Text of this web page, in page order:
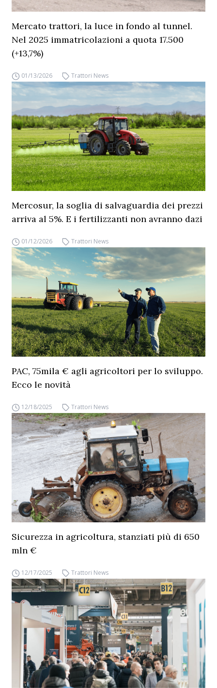
Mercato trattori, la luce in fondo al tunnel.
Nel 2025 immatricolazioni a quota 17.500
(+13,7%)
01/13/2026 Trattori News
Mercosur, la soglia di salvaguardia dei prezzi
arriva al 5%. E i fertilizzanti non avranno dazi
01/12/2026 Trattori News
PAC, 75mila € agli agricoltori per lo sviluppo.
Ecco le novità
12/18/2025 Trattori News
Sicurezza in agricoltura, stanziati più di 650
mln €
12/17/2025 Trattori News